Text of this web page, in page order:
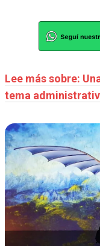
Lee más sobre:
tema